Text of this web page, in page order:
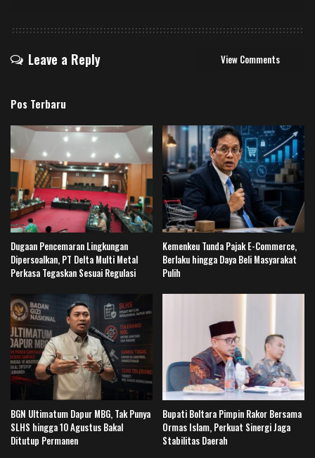
Leave a Reply View Comments
Pos Terbaru
Dugaan Pencemaran Lingkungan
Dipersoalkan, PT Delta Multi Metal
Perkasa Tegaskan Sesuai Regulasi
Kemenkeu Tunda Pajak E-Commerce,
Berlaku hingga Daya Beli Masyarakat
Pulih
BGN Ultimatum Dapur MBG, Tak Punya
SLHS hingga 10 Agustus Bakal
Ditutup Permanen
Bupati Boltara Pimpin Rakor Bersama
Ormas Islam, Perkuat Sinergi Jaga
Stabilitas Daerah